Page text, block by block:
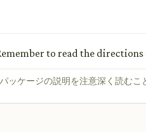
to read the
ッケージの説明を注意深く読む